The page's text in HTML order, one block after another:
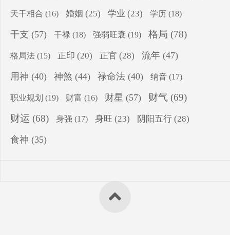
天干相合 (16) 婚姻 (25) 学业 (23) 学历 (18)
干支 (57) 干禄 (18) 强弱旺衰 (19) 格局 (78)
格局法 (15) 正印 (20) 正官 (28) 流年 (47)
用神 (40) 神煞 (44) 禄命法 (40) 纳音 (17)
职业规划 (19) 财富 (16) 财星 (57) 财气 (69)
财运 (68) 身强 (17) 身旺 (23) 阴阳五行 (28)
食神 (35)